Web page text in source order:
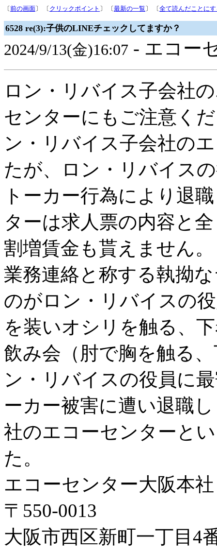
〔前の画面〕 〔 クリックポイント 〕 〔最新の一覧 〕 〔全て読んだことに
6528 re(3):子供のLINEチェックしてますか？
2024/9/13(金)16:07 - エコー
ロン・リバイス子会社
センターにもご注意く
ン・リバイス子会社の
たが、ロン・リバイス
トーカー行為により退
ターは求人票の内容と
割増賃金も貰えません
業務連絡と称する執拗
のがロン・リバイスの
を装いオシリを触る、
飲み会（肘で胸を触る
ン・リバイスの役員に
ーカー被害に遭い退職
社のエコーセンターと
た。
エコーセンター大阪本社
〒550-0013
大阪市西区新町一丁目4